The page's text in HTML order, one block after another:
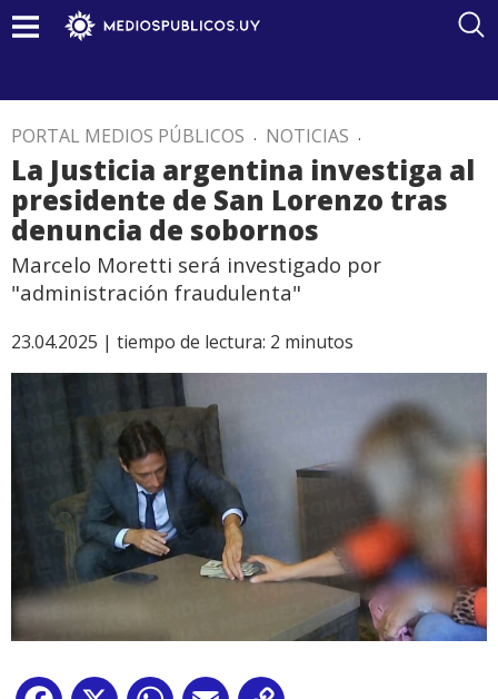
PORTAL MEDIOS PÚBLICOS . NOTICIAS .
La Justicia argentina investiga al
presidente de San Lorenzo tras
denuncia de sobornos
Marcelo Moretti será investigado por
"administración fraudulenta"
23.04.2025 | tiempo de lectura: 2 minutos